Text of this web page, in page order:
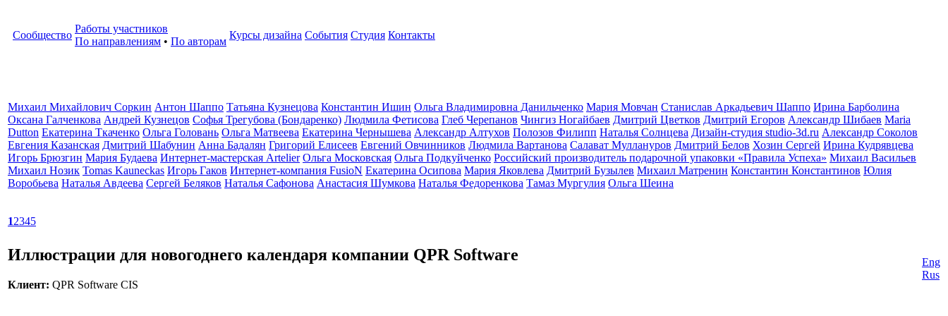
Сообщество
Работы участников
По направлениям • По авторам
Курсы дизайна События Студия Контакты
Михаил Михайлович Соркин Антон Шаппо Татьяна Кузнецова Константин Ишин Ольга Владимировна Данильченко Мария Мовчан Станислав Аркадьевич Шаппо Ирина Барболина
Оксана Галченкова Андрей Кузнецов Софья Трегубова (Бондаренко) Людмила Фетисова Глеб Черепанов Чингиз Ногайбаев Дмитрий Цветков Дмитрий Егоров Александр Шибаев Maria
Dutton Екатерина Ткаченко Ольга Головань Ольга Матвеева Екатерина Чернышева Александр Алтухов Полозов Филипп Наталья Солнцева Дизайн-студия studio-3d.ru Александр Соколов
Евгения Казанская Дмитрий Шабунин Анна Бадалян Григорий Елисеев Евгений Овчинников Людмила Вартанова Салават Муллануров Дмитрий Белов Хозин Сергей Ирина Кудрявцева
Игорь Брюзгин Мария Будаева Интернет-мастерская Artelier Ольга Московская Ольга Подкуйченко Российский производитель подарочной упаковки «Правила Успеха» Михаил Васильев
Михаил Нозик Tomas Kauneckas Игорь Гаков Интернет-компания FusioN Екатерина Осипова Мария Яковлева Дмитрий Бузылев Михаил Матренин Константин Константинов Юлия
Воробьева Наталья Авдеева Сергей Беляков Наталья Сафонова Анастасия Шумкова Наталья Федоренкова Тамаз Мургулия Ольга Шеина
12345
Иллюстрации для новогоднего календаря компании QPR Software
Клиент: QPR Software CIS
Eng
Rus